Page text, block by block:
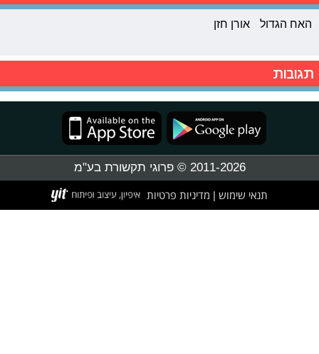
האח הגדול אורן חזן
תגובות
2011-2026 © פרוגי תקשורת בע"מ
תנאי שימוש | מדיניות פרטיות